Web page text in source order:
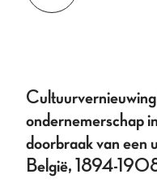
ondernemerschap
doorbraak van een
België, 1894-